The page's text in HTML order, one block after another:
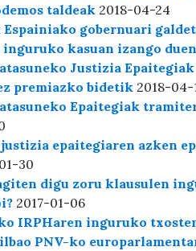
taldeak 2018-04-24
gobernuari
inguruko kasuan izango
Justizia
premiazko bidetik 2018-04-
Epaitegiak
epaitegiaren azken
30
digu zoru klausulen
2017-01-06
IRPHaren inguruko
PNV-ko